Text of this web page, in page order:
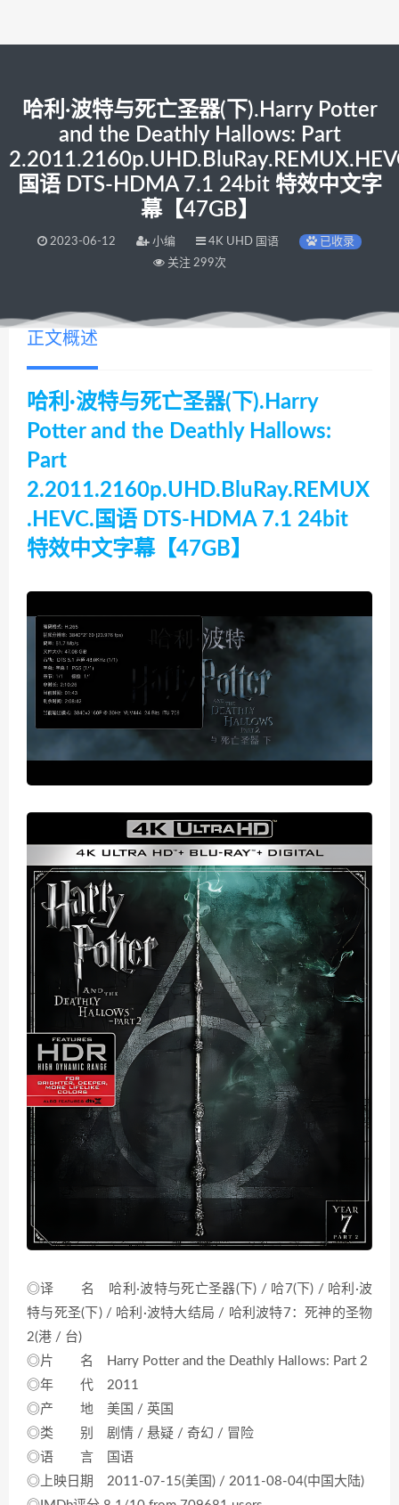
哈利·波特与死亡圣器(下).Harry Potter
and the Deathly Hallows: Part
国语 DTS-HDMA 7.1 24bit 特效中文字
幕【47GB】
2023-06-12 小编 4K UHD 国语
已收录
关注 299次
正文概述
哈利·波特与死亡圣器(下).Harry
Potter and the Deathly Hallows:
Part
2.2011.2160p.UHD.BluRay.REMUX
.HEVC.国语 DTS-HDMA 7.1 24bit
特效中文字幕【47GB】
◎译 名 哈利·波特与死亡圣器(下) / 哈7(下) / 哈利·波
特与死圣(下) / 哈利·波特大结局 / 哈利波特7：死神的圣物
2(港 / 台)
◎片 名 Harry Potter and the Deathly Hallows: Part 2
◎年 代 2011
◎产 地 美国 / 英国
◎类 别 剧情 / 悬疑 / 奇幻 / 冒险
◎语 言 国语
◎上映日期 2011-07-15(美国) / 2011-08-04(中国大陆)